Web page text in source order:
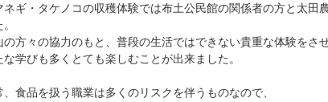
ネギ・タケノコの収穫体験では布土公民館の関係者の方と太田
の方々の協力のもと、普段の生活ではできない貴重な体験をさ
な学びも多くとても楽しむことが出来ました。
、食品を扱う職業は多くのリスクを伴うものなので、